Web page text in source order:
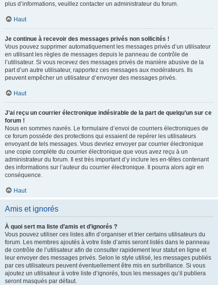
plus d’informations, veuillez contacter un administrateur du forum.
Haut
Je continue à recevoir des messages privés non sollicités !
Vous pouvez supprimer automatiquement les messages privés d’un utilisateur
en utilisant les règles de messages depuis le panneau de contrôle de
l’utilisateur. Si vous recevez des messages privés de manière abusive de la
part d’un autre utilisateur, rapportez ces messages aux modérateurs. Ils
peuvent empêcher un utilisateur d’envoyer des messages privés.
Haut
J’ai reçu un courrier électronique indésirable de la part de quelqu’un sur ce
forum !
Nous en sommes navrés. Le formulaire d’envoi de courriers électroniques de
ce forum possède des protections qui essaient de repérer les utilisateurs
envoyant de tels messages. Vous devriez envoyer par courrier électronique
une copie complète du courrier électronique que vous avez reçu à un
administrateur du forum. Il est très important d’y inclure les en-têtes contenant
des informations sur l’auteur du courrier électronique. Il pourra alors agir en
conséquence.
Haut
Amis et ignorés
À quoi sert ma liste d’amis et d’ignorés ?
Vous pouvez utiliser ces listes afin d’organiser et trier certains utilisateurs du
forum. Les membres ajoutés à votre liste d’amis seront listés dans le panneau
de contrôle de l’utilisateur afin de consulter rapidement leur statut en ligne et
leur envoyer des messages privés. Selon le style utilisé, les messages publiés
par ces utilisateurs peuvent éventuellement être mis en surbrillance. Si vous
ajoutez un utilisateur à votre liste d’ignorés, tous les messages qu’il publiera
seront masqués par défaut.